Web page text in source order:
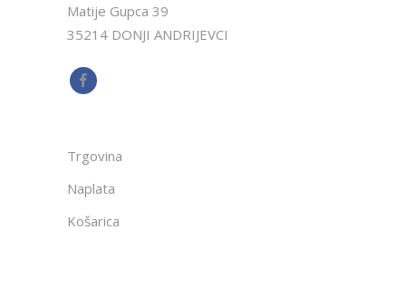
Matije Gupca 39
35214 DONJI ANDRIJEVCI
Trgovina
Naplata
Košarica